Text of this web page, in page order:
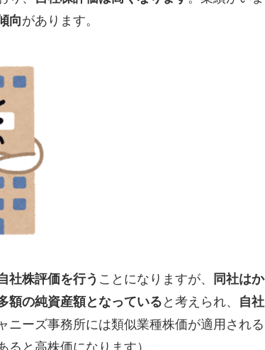
向があります。
社株評価を行う ことになりますが、
同社はか
額の純資産額となっている と考えられ、 自社
ニーズ事務所には類似業種株価が適用される
と高株価になります）。